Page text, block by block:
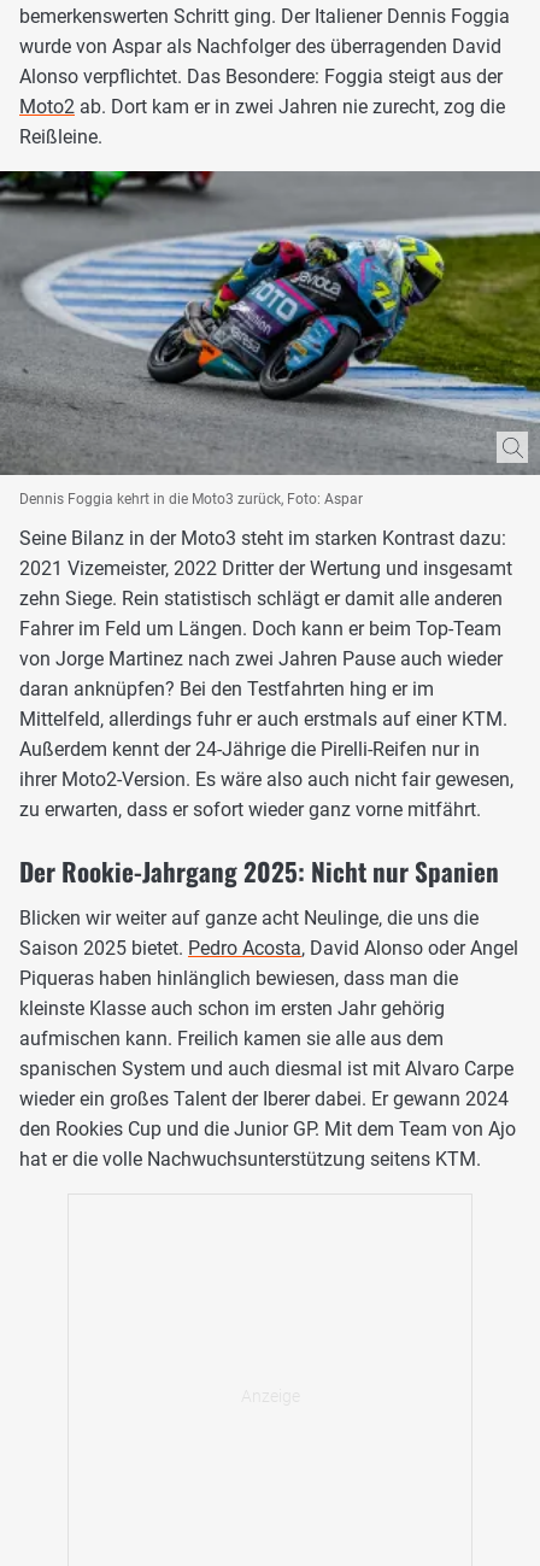
bemerkenswerten Schritt ging. Der Italiener Dennis Foggia
wurde von Aspar als Nachfolger des überragenden David
Alonso verpflichtet. Das Besondere: Foggia steigt aus der
Moto2 ab. Dort kam er in zwei Jahren nie zurecht, zog die
Reißleine.
Dennis Foggia kehrt in die Moto3 zurück, Foto: Aspar
Seine Bilanz in der Moto3 steht im starken Kontrast dazu:
2021 Vizemeister, 2022 Dritter der Wertung und insgesamt
zehn Siege. Rein statistisch schlägt er damit alle anderen
Fahrer im Feld um Längen. Doch kann er beim Top-Team
von Jorge Martinez nach zwei Jahren Pause auch wieder
daran anknüpfen? Bei den Testfahrten hing er im
Mittelfeld, allerdings fuhr er auch erstmals auf einer KTM.
Außerdem kennt der 24-Jährige die Pirelli-Reifen nur in
ihrer Moto2-Version. Es wäre also auch nicht fair gewesen,
zu erwarten, dass er sofort wieder ganz vorne mitfährt.
Der Rookie-Jahrgang 2025: Nicht nur Spanien
Blicken wir weiter auf ganze acht Neulinge, die uns die
Saison 2025 bietet. Pedro Acosta, David Alonso oder Angel
Piqueras haben hinlänglich bewiesen, dass man die
kleinste Klasse auch schon im ersten Jahr gehörig
aufmischen kann. Freilich kamen sie alle aus dem
spanischen System und auch diesmal ist mit Alvaro Carpe
wieder ein großes Talent der Iberer dabei. Er gewann 2024
den Rookies Cup und die Junior GP. Mit dem Team von Ajo
hat er die volle Nachwuchsunterstützung seitens KTM.